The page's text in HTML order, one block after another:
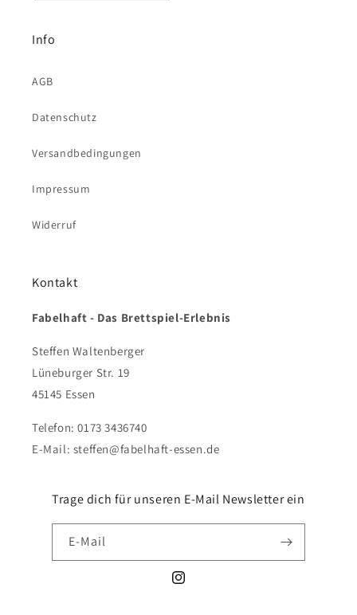
Info
AGB
Datenschutz
Versandbedingungen
Impressum
Widerruf
Kontakt
Fabelhaft - Das Brettspiel-Erlebnis
Steffen Waltenberger
Lüneburger Str. 19
45145 Essen
Telefon: 0173 3436740
E-Mail: steffen@fabelhaft-essen.de
Trage dich für unseren E-Mail Newsletter ein
E-Mail
Instagram